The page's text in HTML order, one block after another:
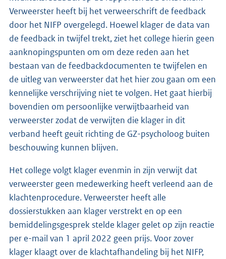
Verweerster heeft bij het verweerschrift de feedback
door het NIFP overgelegd. Hoewel klager de data van
de feedback in twijfel trekt, ziet het college hierin geen
aanknopingspunten om om deze reden aan het
bestaan van de feedbackdocumenten te twijfelen en
de uitleg van verweerster dat het hier zou gaan om een
kennelijke verschrijving niet te volgen. Het gaat hierbij
bovendien om persoonlijke verwijtbaarheid van
verweerster zodat de verwijten die klager in dit
verband heeft geuit richting de GZ-psycholoog buiten
beschouwing kunnen blijven.
Het college volgt klager evenmin in zijn verwijt dat
verweerster geen medewerking heeft verleend aan de
klachtenprocedure. Verweerster heeft alle
dossierstukken aan klager verstrekt en op een
bemiddelingsgesprek stelde klager gelet op zijn reactie
per e-mail van 1 april 2022 geen prijs. Voor zover
klager klaagt over de klachtafhandeling bij het NIFP,